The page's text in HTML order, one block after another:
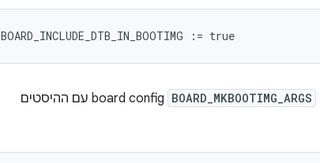
BOARD_INCLUDE_DTB_IN_BOOTIMG := true
BOARD_MKBOOTIMG_ARGS
board config עם ההיסטים